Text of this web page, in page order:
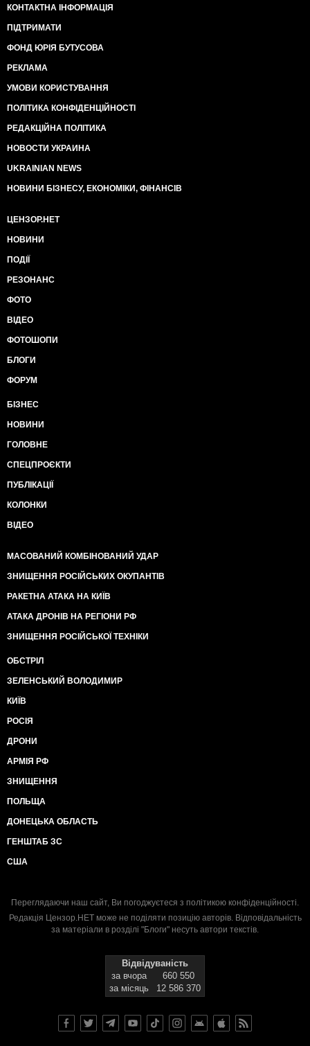
КОНТАКТНА ІНФОРМАЦІЯ
ПІДТРИМАТИ
ФОНД ЮРІЯ БУТУСОВА
РЕКЛАМА
УМОВИ КОРИСТУВАННЯ
ПОЛІТИКА КОНФІДЕНЦІЙНОСТІ
РЕДАКЦІЙНА ПОЛІТИКА
НОВОСТИ УКРАИНА
UKRAINIAN NEWS
НОВИНИ БІЗНЕСУ, ЕКОНОМІКИ, ФІНАНСІВ
ЦЕНЗОР.НЕТ
НОВИНИ
ПОДІЇ
РЕЗОНАНС
ФОТО
ВІДЕО
ФОТОШОПИ
БЛОГИ
ФОРУМ
БІЗНЕС
НОВИНИ
ГОЛОВНЕ
СПЕЦПРОЄКТИ
ПУБЛІКАЦІЇ
КОЛОНКИ
ВІДЕО
МАСОВАНИЙ КОМБІНОВАНИЙ УДАР
ЗНИЩЕННЯ РОСІЙСЬКИХ ОКУПАНТІВ
РАКЕТНА АТАКА НА КИЇВ
АТАКА ДРОНІВ НА РЕГІОНИ РФ
ЗНИЩЕННЯ РОСІЙСЬКОЇ ТЕХНІКИ
ОБСТРІЛ
ЗЕЛЕНСЬКИЙ ВОЛОДИМИР
КИЇВ
РОСІЯ
ДРОНИ
АРМІЯ РФ
ЗНИЩЕННЯ
ПОЛЬЩА
ДОНЕЦЬКА ОБЛАСТЬ
ГЕНШТАБ ЗС
США
Переглядаючи наш сайт, Ви погоджуєтеся з політикою конфіденційності.
Редакція Цензор.НЕТ може не поділяти позицію авторів. Відповідальність
за матеріали в розділі "Блоги" несуть автори текстів.
Відвідуваність
за вчора
660 550
за місяць
12 586 370